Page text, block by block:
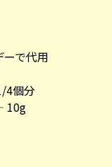
で代用
4個分
10g